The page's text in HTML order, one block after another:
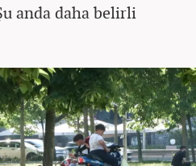
anda daha belirli